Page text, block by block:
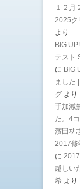
１２月
2025ク
より
BIG
テスト
に BIG
ました
グ より
手加減
た。4
濱田功
2017修
に
越しい
希 より